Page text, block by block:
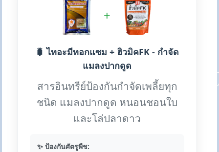
+
🐛 ไทอะมีทอกแซม + ฮิวมิคFK - กำจัด
แมลงปากดูด
สารอินทรีย์ป้องกันกำจัดเพลี้ยทุก
ชนิด แมลงปากดูด หนอนชอนใบ
และโล่ปลาดาว
✨ ป้องกันศัตรูพืช: